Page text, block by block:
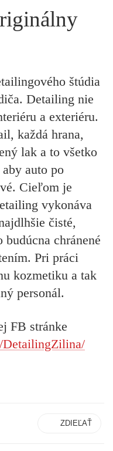
štúdia
Detailing nie
a exteriéru.
každá hrana,
lak a to všetko
auto po
Cieľom je
vykonáva
čisté,
chránené
Pri práci
kozmetiku a tak
personál.
FB stránke
DetailingZilina/
ZDIEĽAŤ